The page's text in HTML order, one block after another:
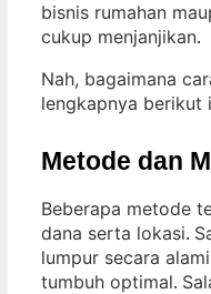
bisnis rumahan
cukup menjanjikan.
Nah, bagaimana
lengkapnya berikut
Metode dan
Beberapa metode
dana serta lokasi.
lumpur secara alami
tumbuh optimal.